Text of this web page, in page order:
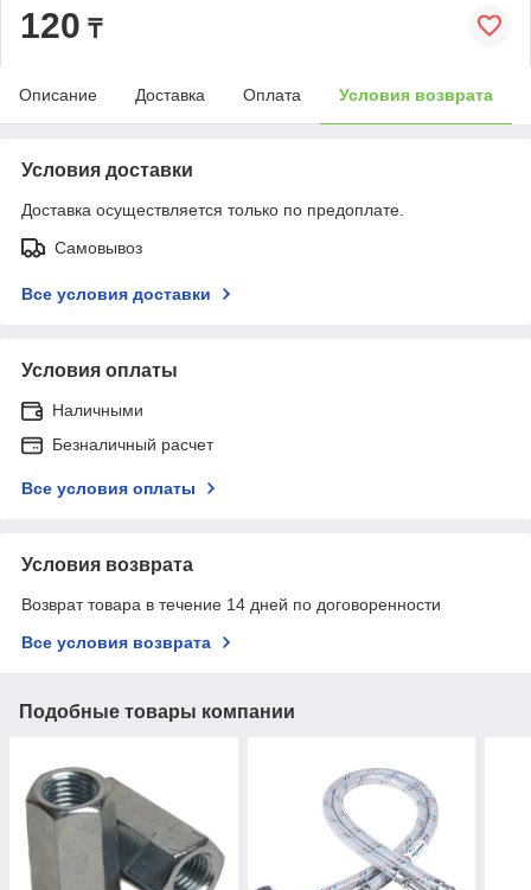
120 ₸
Описание Доставка Оплата Условия возврата
Условия доставки
Доставка осуществляется только по предоплате.
Самовывоз
Все условия доставки
Условия оплаты
Наличными
Безналичный расчет
Все условия оплаты
Условия возврата
Возврат товара в течение 14 дней по договоренности
Все условия возврата
Подобные товары компании